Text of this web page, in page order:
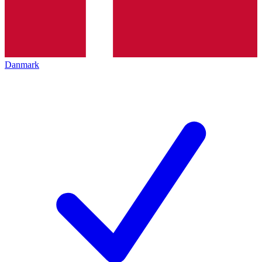
Danmark